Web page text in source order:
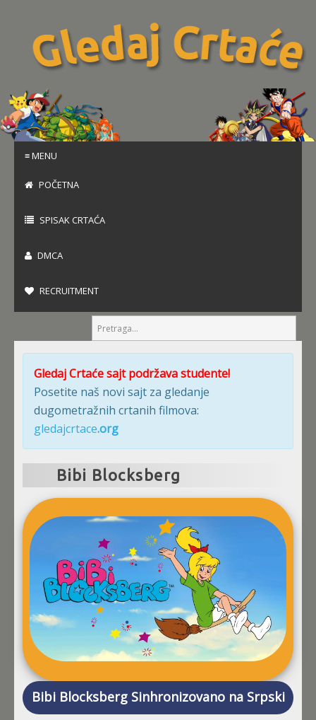
≡ MENU
POČETNA
SPISAK CRTAĆA
DMCA
RECRUITMENT
Gledaj Crtaće sajt podržava studente!
Posetite naš novi sajt za gledanje
dugometražnih crtanih filmova:
gledajcrtace.org
Bibi Blocksberg
Bibi Blocksberg Sinhronizovano na Srpski